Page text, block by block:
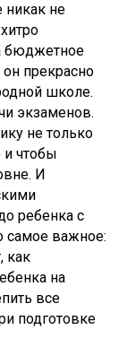
никак не
бюджетное
прекрасно
школе.
экзаменов.
не только
и чтобы
И
ребенка с
самое важное:
как
на
все
подготовке